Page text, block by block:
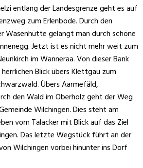
entlang der Landesgrenze geht es auf
zum Erlenbode. Durch den
Wasenhütte gelangt man durch schöne
Jetzt ist es nicht mehr weit zum
im Wanneraa. Von dieser Bank
Blick übers Klettgau zum
Übers Aarmefäld,
den Wald im Oberholz geht der Weg
Wilchingen. Dies steht am
vom Talacker mit Blick auf das Ziel
Das letzte Wegstück führt an der
Wilchingen vorbei hinunter ins Dorf